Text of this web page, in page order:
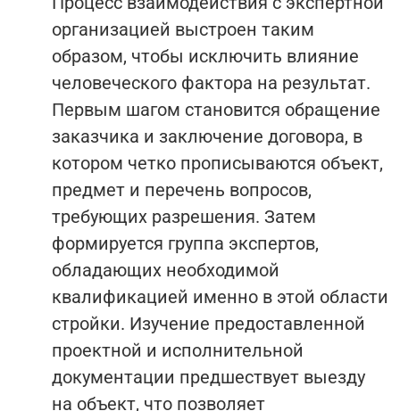
организацией выстроен таким
образом, чтобы исключить влияние
человеческого фактора на результат.
Первым шагом становится обращение
заказчика и заключение договора, в
котором четко прописываются объект,
предмет и перечень вопросов,
требующих разрешения. Затем
формируется группа экспертов,
обладающих необходимой
квалификацией именно в этой области
стройки. Изучение предоставленной
проектной и исполнительной
документации предшествует выезду
на объект, что позволяет